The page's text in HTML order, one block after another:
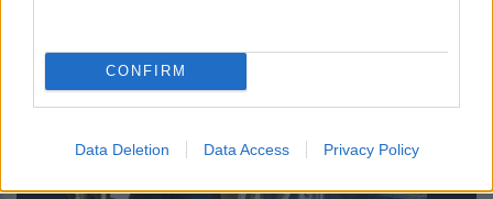
CONFIRM
Data Deletion Data Access Privacy Policy